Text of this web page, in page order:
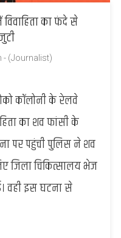
विवाहिता का फंदे से
- (Journalist)
कॉलोनी के रेलवे
का शव फांसी के
पर पहुंची पुलिस ने शव
जिला चिकित्सालय भेज
वही इस घटना से